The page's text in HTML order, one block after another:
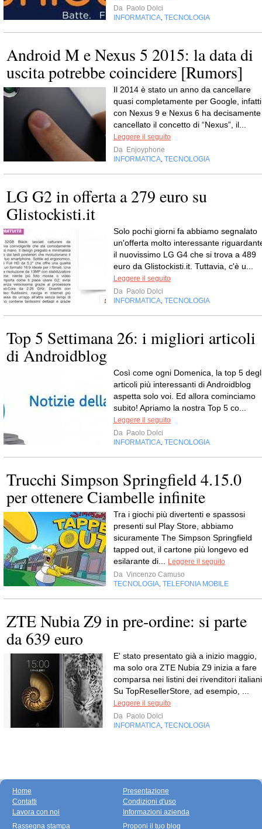
Da Paolo Dolci
INFORMATICA TECNOLOGIA
Android M e Nexus 5 2015: la data di
uscita potrebbe coincidere [Rumors]
Il 2014 è stato un anno da cancellare
quasi completamente per Google,
con Nexus 9 e Nexus 6 ha decisamente
cancellato il concetto di “Nexus”, il...
Leggere il seguito
Da Enjoyphone
INFORMATICA TECNOLOGIA
LG G2 in offerta a 279 euro su
Glistockisti.it
Solo pochi giorni fa abbiamo segnalato
un'offerta molto interessante
il nuovissimo LG G4 che si trova a 489
euro da Glistockisti.it. Tuttavia, c'è u...
Leggere il seguito
Da Paolo Dolci
INFORMATICA TECNOLOGIA
Top 5 Settimana 26: i migliori articoli
di Androidblog
Così come ogni Domenica, la top 5
articoli più interessanti di Androidblog
aspetta solo voi. Ed allora cominciamo
subito! Apriamo la nostra Top 5 co...
Leggere il seguito
Da Paolo Dolci
INFORMATICA TECNOLOGIA
Trucchi Simpson Springfield 4.15.0
per ottenere Ciambelle infinite
Tra i giochi più divertenti e spassosi
presenti sul Play Store, abbiamo
sicuramente The Simpson Springfield
tapped out, il cartone più longevo ed
esilarante di...
Leggere il seguito
Da Vincenzo Camuso
TECNOLOGIA TELEFONIA MOBILE
ZTE Nubia Z9 in pre-ordine: si parte
da 639 euro
E' stato presentato già a inizio maggio,
ma solo ora ZTE Nubia Z9 inizia a fare
comparsa nei listini dei rivenditori
Su TopResellerStore, ad esempio, ...
Leggere il seguito
Da Paolo Dolci
INFORMATICA TECNOLOGIA
Home
Contatti
Lavora con noi
Presentazione
Condizioni d'uso
Informazioni azienda
Rassegna stampa
Proponi il tuo blog